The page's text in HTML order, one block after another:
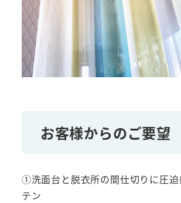
お客様からのご要望
①洗面台と脱衣所の間仕切りに圧迫
テン